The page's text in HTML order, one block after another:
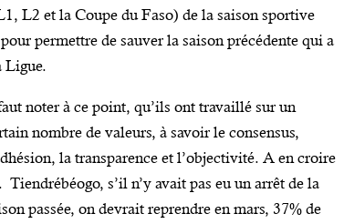
L2 et la Coupe du Faso) de la saison sportive
permettre de sauver la saison précédente qui a
Ligue.
noter à ce point, qu’ils ont travaillé sur un
nombre de valeurs, à savoir le consensus,
la transparence et l’objectivité. A en croire
Tiendrébéogo, s’il n’y avait pas eu un arrêt de la
passée, on devrait reprendre en mars, 37% de